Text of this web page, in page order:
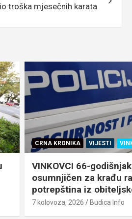
troška mjesečnih karata
VIJESTI ŽIVOT
„OTOČKI KVIZ“ Krešo
stiže u Otok
7 kolovoza, 2026 Budica Info